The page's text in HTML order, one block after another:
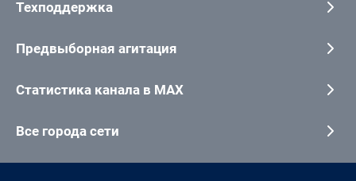
Техподдержка
Предвыборная агитация
Статистика канала в MAX
Все города сети